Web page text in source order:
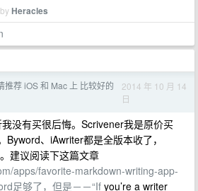
Heracles
推荐 iOS 和 Mac 上 比较好的
2014 年 10 月 14
日
没有买很后悔。Scrivener我是原价买
、iAwriter都是全版本收了，
建议阅读下这篇文章
apps/favorite-markdown-writing-app-
足够了，但是－－“If you’re a writer